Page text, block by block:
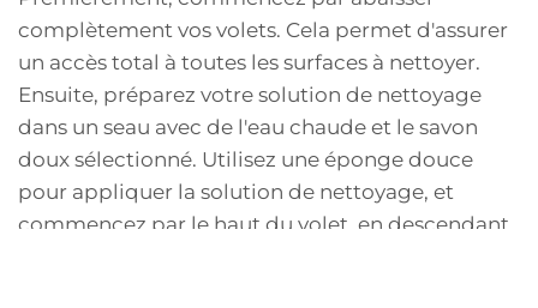
complètement vos volets. Cela permet d'assurer
un accès total à toutes les surfaces à nettoyer.
Ensuite, préparez votre solution de nettoyage
dans un seau avec de l'eau chaude et le savon
doux sélectionné. Utilisez une éponge douce
pour appliquer la solution de nettoyage, et
commencez par le haut du volet, en descendant